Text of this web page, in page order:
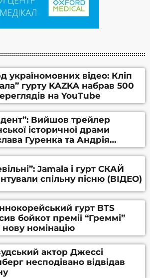
україномовних відео: Кліп
гурту KAZKA набрав 500
на YouTube
Вийшов трейлер
історичної драми
Гуренка та Андрія
(ВІДЕО)
Jamala і гурт СКАЙ
спільну пісню (ВІДЕО)
гурт BTS
бойкот премії “Греммі”
номінацію
актор Джессі
несподівано відвідав